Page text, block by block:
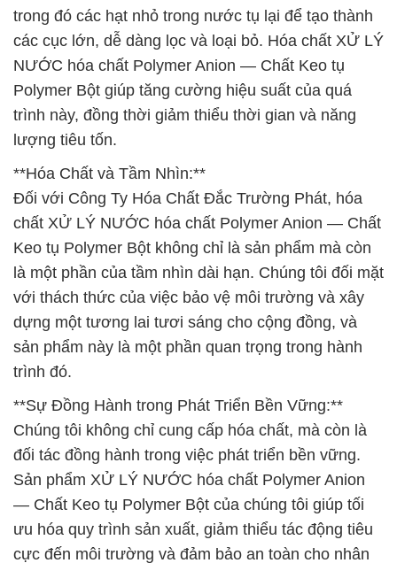
trong đó các hạt nhỏ trong nước tụ lại để tạo thành
các cục lớn, dễ dàng lọc và loại bỏ. Hóa chất XỬ LÝ
NƯỚC hóa chất Polymer Anion — Chất Keo tụ
Polymer Bột giúp tăng cường hiệu suất của quá
trình này, đồng thời giảm thiểu thời gian và năng
lượng tiêu tốn.
**Hóa Chất và Tầm Nhìn:**
Đối với Công Ty Hóa Chất Đắc Trường Phát, hóa
chất XỬ LÝ NƯỚC hóa chất Polymer Anion — Chất
Keo tụ Polymer Bột không chỉ là sản phẩm mà còn
là một phần của tầm nhìn dài hạn. Chúng tôi đối mặt
với thách thức của việc bảo vệ môi trường và xây
dựng một tương lai tươi sáng cho cộng đồng, và
sản phẩm này là một phần quan trọng trong hành
trình đó.
**Sự Đồng Hành trong Phát Triển Bền Vững:**
Chúng tôi không chỉ cung cấp hóa chất, mà còn là
đối tác đồng hành trong việc phát triển bền vững.
Sản phẩm XỬ LÝ NƯỚC hóa chất Polymer Anion
— Chất Keo tụ Polymer Bột của chúng tôi giúp tối
ưu hóa quy trình sản xuất, giảm thiểu tác động tiêu
cực đến môi trường và đảm bảo an toàn cho nhân